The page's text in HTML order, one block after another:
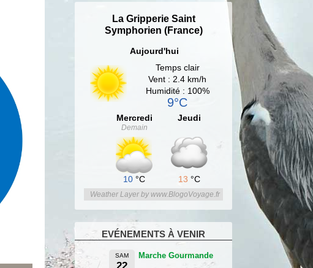
La Gripperie Saint
Symphorien (France)
Aujourd'hui
Temps clair
Vent : 2.4 km/h
Humidité : 100%
9°C
Mercredi
Demain
10 °C
Jeudi
13 °C
Weather Layer by www.BlogoVoyage.fr
EVÉNEMENTS À VENIR
SAM Marche Gourmande